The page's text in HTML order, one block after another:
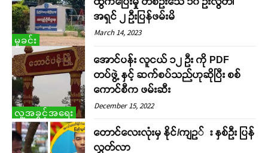
မှုခင်း
အရှင် ၂ ဦးပြန်ဖမ်းမိ
March 14, 2023
လူ့အခွင့်အရေး
အောင်ပန်း လူငယ် ၁၂ ဦး ကို PDF
တပ်ဖွဲ့ နှင့် ဆက်စပ်သည်ဟုဆိုပြီး စစ်
ကောင်စီက ဖမ်းဆီး
December 15, 2022
တောင်လေးလုံးမှ နိုင်/ကျဥ်း နှစ်ဦး ပြန်
လွှတ်လာ